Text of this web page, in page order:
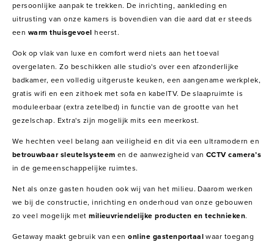
persoonlijke aanpak te trekken. De inrichting, aankleding en
uitrusting van onze kamers is bovendien van die aard dat er steeds
een warm thuisgevoel heerst.
Ook op vlak van luxe en comfort werd niets aan het toeval
overgelaten. Zo beschikken alle studio's over een afzonderlijke
badkamer, een volledig uitgeruste keuken, een aangename werkplek,
gratis wifi en een zithoek met sofa en kabelTV. De slaapruimte is
moduleerbaar (extra zetelbed) in functie van de grootte van het
gezelschap. Extra's zijn mogelijk mits een meerkost.
We hechten veel belang aan veiligheid en dit via een ultramodern en
betrouwbaar sleutelsysteem en de aanwezigheid van CCTV camera’s
in de gemeenschappelijke ruimtes.
Net als onze gasten houden ook wij van het milieu. Daarom werken
we bij de constructie, inrichting en onderhoud van onze gebouwen
zo veel mogelijk metmilieuvriendelijke producten en technieken.
Getaway maakt gebruik van eenonline gastenportaalwaar toegang